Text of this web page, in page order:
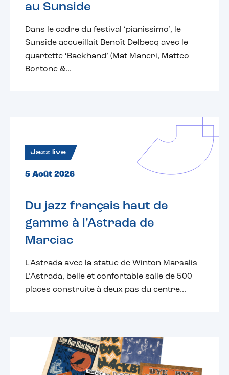
au Sunside
Dans le cadre du festival ‘pianissimo’, le
Sunside accueillait Benoît Delbecq avec le
quartette ‘Backhand’ (Mat Maneri, Matteo
Bortone &...
Jazz live
5 Août 2026
Du jazz français haut de
gamme à l’Astrada de
Marciac
L'Astrada avec la statue de Winton Marsalis
L’Astrada, belle et confortable salle de 500
places construite à deux pas du centre...